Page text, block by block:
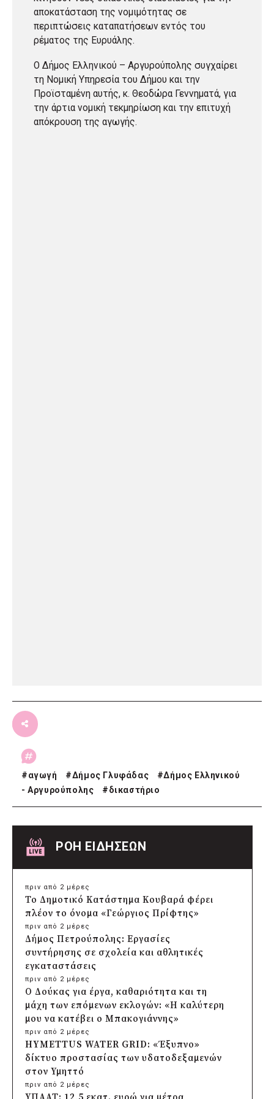
αποκατάσταση της νομιμότητας σε
περιπτώσεις καταπατήσεων εντός του
ρέματος της Ευρυάλης.
Ο Δήμος Ελληνικού – Αργυρούπολης συγχαίρει
τη Νομική Υπηρεσία του Δήμου και την
Προϊσταμένη αυτής, κ. Θεοδώρα Γεννηματά, για
την άρτια νομική τεκμηρίωση και την επιτυχή
απόκρουση της αγωγής.
#αγωγή #Δήμος Γλυφάδας #Δήμος Ελληνικού
- Αργυρούπολης
#δικαστήριο
ΡΟΗ ΕΙΔΗΣΕΩΝ
πριν από 2 μέρες
Το Δημοτικό Κατάστημα Κουβαρά φέρει
πλέον το όνομα «Γεώργιος Πρίφτης»
πριν από 2 μέρες
Δήμος Πετρούπολης: Εργασίες
συντήρησης σε σχολεία και αθλητικές
εγκαταστάσεις
πριν από 2 μέρες
Ο Δούκας για έργα, καθαριότητα και τη
μάχη των επόμενων εκλογών: «Η καλύτερη
μου να κατέβει ο Μπακογιάννης»
πριν από 2 μέρες
HYMETTUS WATER GRID: «Έξυπνο»
δίκτυο προστασίας των υδατοδεξαμενών
στον Υμηττό
πριν από 2 μέρες